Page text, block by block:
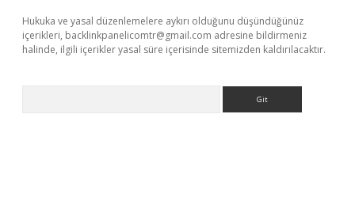
Hukuka ve yasal düzenlemelere aykırı olduğunu düşündüğünüz
içerikleri, backlinkpanelicomtr@gmail.com adresine bildirmeniz
halinde, ilgili içerikler yasal süre içerisinde sitemizden kaldırılacaktır.